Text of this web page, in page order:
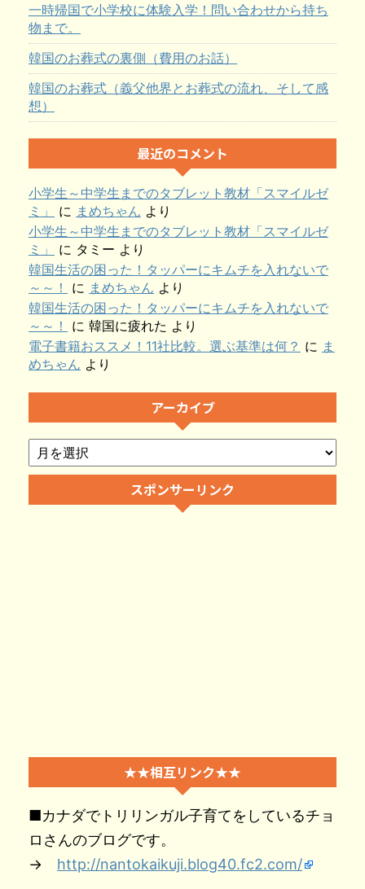
一時帰国で小学校に体験入学！問い合わせから持ち
物まで。
韓国のお葬式の裏側（費用のお話）
韓国のお葬式（義父他界とお葬式の流れ、そして感
想）
最近のコメント
小学生～中学生までのタブレット教材「スマイルゼ
ミ」
に まめちゃん より
小学生～中学生までのタブレット教材「スマイルゼ
ミ」
に タミー より
韓国生活の困った！タッパーにキムチを入れないで
～～！
に まめちゃん より
韓国生活の困った！タッパーにキムチを入れないで
～～！
に 韓国に疲れた より
電子書籍おススメ！11社比較。選ぶ基準は何？ に ま
めちゃん より
アーカイブ
スポンサーリンク
★★相互リンク★★
■カナダでトリリンガル子育てをしているチョ
ロさんのブログです。
→ http://nantokaikuji.blog40.fc2.com/